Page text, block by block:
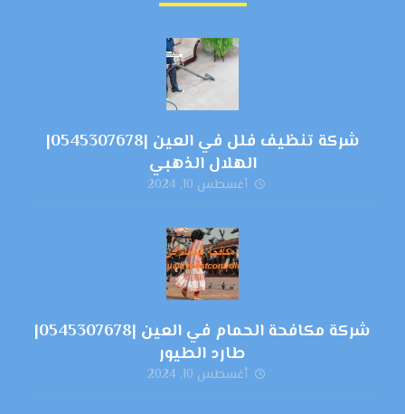
شركة تنظيف فلل في العين |0545307678|
الهلال الذهبي
أغسطس 10, 2024
شركة مكافحة الحمام في العين |0545307678|
طارد الطيور
أغسطس 10, 2024